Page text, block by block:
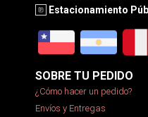
Estacionamiento
SOBRE TU PEDIDO
¿Cómo hacer un pedido?
Envíos y Entregas